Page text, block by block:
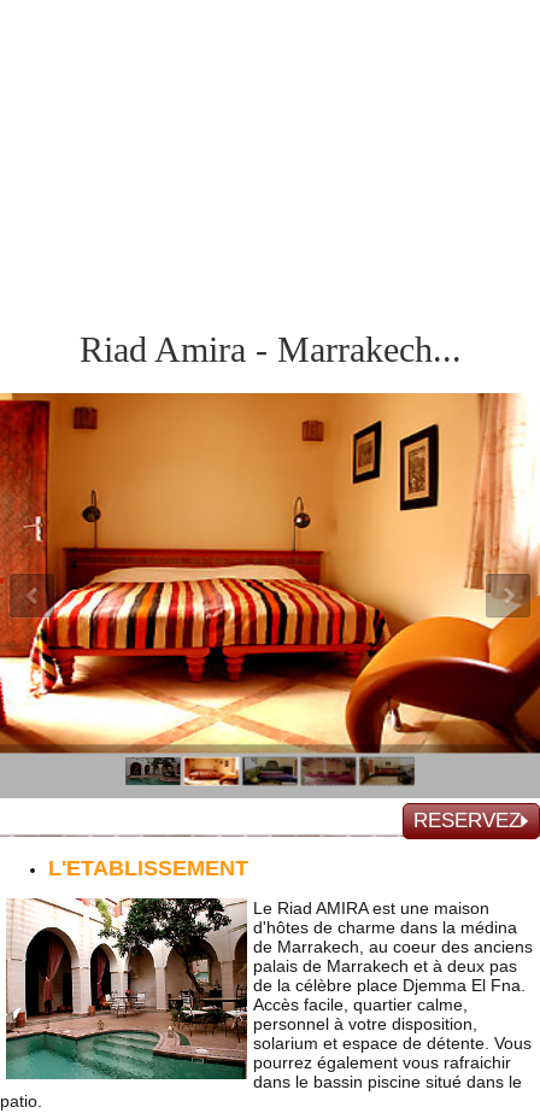
Riad Amira - Marrakech...
RESERVEZ
L'ETABLISSEMENT
Le Riad AMIRA est une maison
d'hôtes de charme dans la médina
de Marrakech, au coeur des anciens
palais de Marrakech et à deux pas
de la célèbre place Djemma El Fna.
Accès facile, quartier calme,
personnel à votre disposition,
solarium et espace de détente. Vous
pourrez également vous rafraichir
dans le bassin piscine situé dans le
patio.